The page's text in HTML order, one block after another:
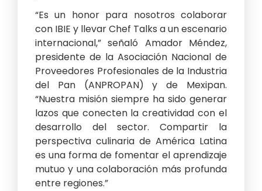
“Es un honor para nosotros colaborar
con IBIE y llevar Chef Talks a un escenario
internacional,” señaló Amador Méndez,
presidente de la Asociación Nacional de
Proveedores Profesionales de la Industria
del Pan (ANPROPAN) y de Mexipan.
“Nuestra misión siempre ha sido generar
lazos que conecten la creatividad con el
desarrollo del sector. Compartir la
perspectiva culinaria de América Latina
es una forma de fomentar el aprendizaje
mutuo y una colaboración más profunda
entre regiones.”